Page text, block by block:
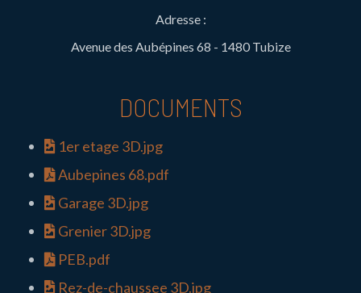
Adresse :
Avenue des Aubépines 68 - 1480 Tubize
DOCUMENTS
1er etage 3D.jpg
Aubepines 68.pdf
Garage 3D.jpg
Grenier 3D.jpg
PEB.pdf
Rez-de-chaussee 3D.jpg